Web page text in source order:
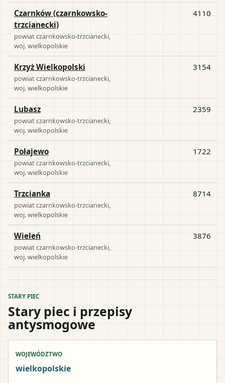
Czarnków (czarnkowsko-
trzcianecki)
powiatczarnkowsko-trzcianecki
woj.wielkopolskie
4110
Krzyż Wielkopolski
powiatczarnkowsko-trzcianecki
woj.wielkopolskie
3154
Lubasz
powiatczarnkowsko-trzcianecki
woj.wielkopolskie
2359
Połajewo
powiatczarnkowsko-trzcianecki
woj.wielkopolskie
1722
Trzcianka
powiatczarnkowsko-trzcianecki
woj.wielkopolskie
8714
Wieleń
powiatczarnkowsko-trzcianecki
woj.wielkopolskie
3876
STARY PIEC
Stary piec i przepisy
antysmogowe
WOJEWÓDZTWO
wielkopolskie